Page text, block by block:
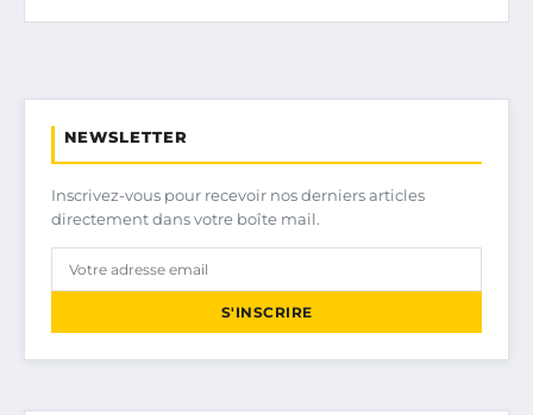
NEWSLETTER
Inscrivez-vous pour recevoir nos derniers articles
directement dans votre boîte mail.
S'INSCRIRE